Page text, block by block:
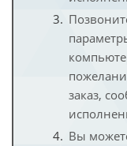
заказ,
Вы